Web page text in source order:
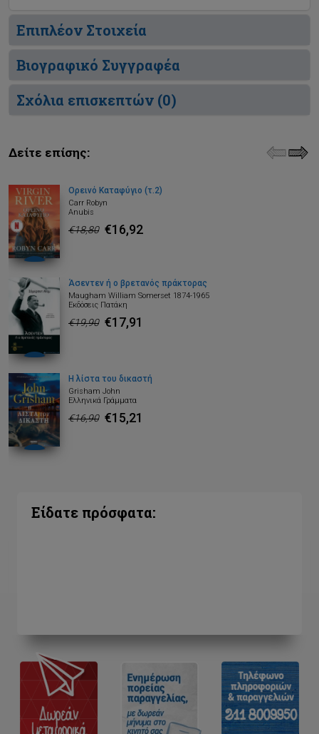
Επιπλέον Στοιχεία
Βιογραφικό Συγγραφέα
Σχόλια επισκεπτών (0)
Δείτε επίσης:
Ορεινό Καταφύγιο (τ.2)
Carr Robyn
Anubis
€18,80 €16,92
Άσεντεν ή ο βρετανός πράκτορας
Maugham William Somerset 1874-1965
Εκδόσεις Πατάκη
€19,90 €17,91
Η λίστα του δικαστή
Grisham John
Ελληνικά Γράμματα
€16,90 €15,21
Είδατε πρόσφατα: